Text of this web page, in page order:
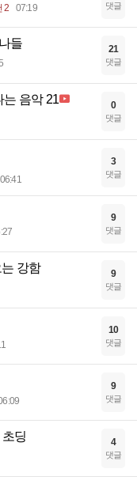
2 07:19 댓글
들 21
댓글
는 음악 21 0
댓글
06:41
3
댓글
9
댓글
강함 9
댓글
10
댓글
9
댓글
딩 4
댓글